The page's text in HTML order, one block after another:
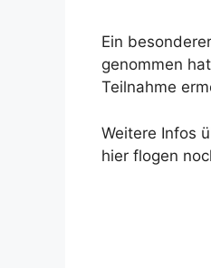
Ein
genommen
Teilnahme
Weitere Infos
hier flogen